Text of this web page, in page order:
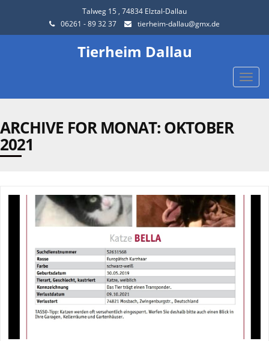
Talweg 15 , 74834 Elztal-Dallau
06261 - 89 32 37
tierheim-dallau@gmx.de
Tierheim Dallau
Toggle
ARCHIVE FOR MONAT:OKTOBER
2021